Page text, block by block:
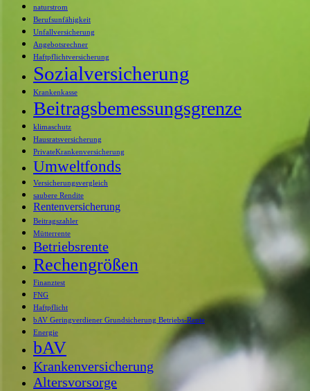
naturstrom
Berufsunfähigkeit
Unfallversicherung
Angebotsrechner
Haftpflichtversicherung
Sozialversicherung
Krankenkasse
Beitragsbemessungsgrenze
klimaschutz
Hausratsversicherung
PrivateKrankenversicherung
Umweltfonds
Versicherungsvergleich
saubere Rendite
Rentenversicherung
Beitragszahler
Mütterrente
Betriebsrente
Rechengrößen
Finanztest
FNG
Haftpflicht
bAV Geringverdiener Grundsicherung Betriebs-Rente
Energie
bAV
Krankenversicherung
Altersvorsorge